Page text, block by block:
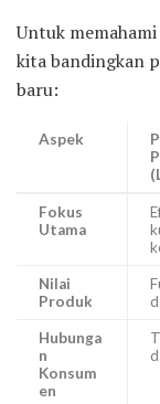
Untuk
kita bandingkan
baru:
Aspek
Fokus
Utama
Nilai
Produk
Hubunga
n
Konsum
en